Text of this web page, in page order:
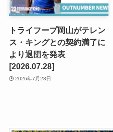
トライフープ岡山がテレン
ス・キングとの契約満了に
より退団を発表
[2026.07.28]
2026年7月28日